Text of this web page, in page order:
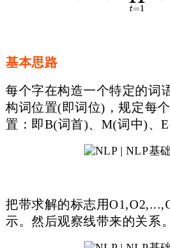
基本思路
每个字在构造一个特定的词
构词位置(即词位)，规定每
置： 即B(词首)、M(词中)、
把带求解的标志用
示。然后观察线带来的关系。